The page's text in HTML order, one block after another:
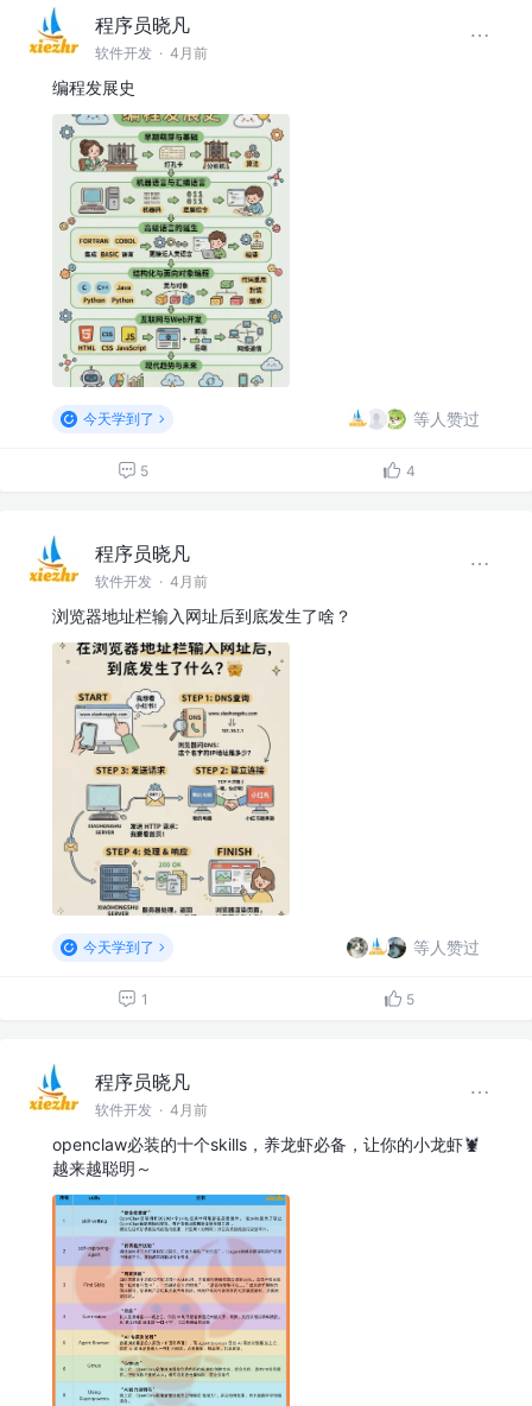
程序员晓凡
软件开发 · 4月前
编程发展史
今天学到了 等人赞过
5 4
程序员晓凡
软件开发 · 4月前
浏览器地址栏输入网址后到底发生了啥？
今天学到了 等人赞过
1 5
程序员晓凡
软件开发 · 4月前
openclaw必装的十个skills，养龙虾必备，让你的小龙虾🦞
越来越聪明～